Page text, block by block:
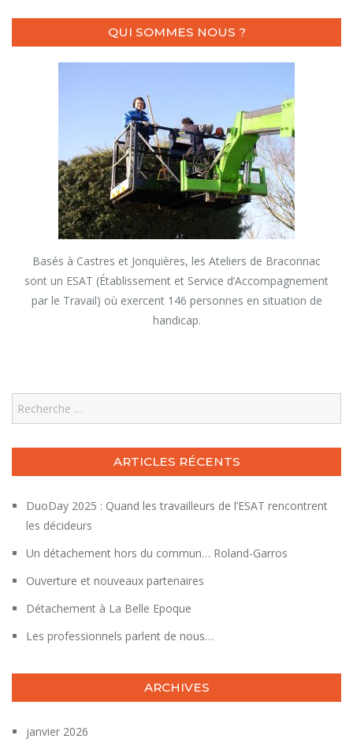
QUI SOMMES NOUS ?
Basés à Castres et Jonquières, les Ateliers de Braconnac
sont un ESAT (Établissement et Service d’Accompagnement
par le Travail) où exercent 146 personnes en situation de
handicap.
Search
ARTICLES RÉCENTS
DuoDay 2025 : Quand les travailleurs de l’ESAT rencontrent
les décideurs
Un détachement hors du commun… Roland-Garros
Ouverture et nouveaux partenaires
Détachement à La Belle Epoque
Les professionnels parlent de nous…
ARCHIVES
janvier 2026